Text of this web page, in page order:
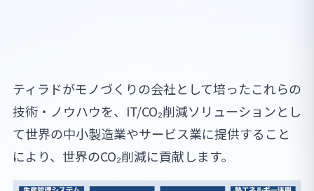
ティラドがモノづくりの会社として培ったこれらの
技術・ノウハウを、IT/CO₂削減ソリューションとし
て世界の中小製造業やサービス業に提供すること
により、世界のCO₂削減に貢献します。